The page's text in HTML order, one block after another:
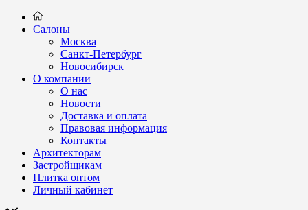
Салоны
Москва
Санкт-Петербург
Новосибирск
О компании
О нас
Новости
Доставка и оплата
Правовая информация
Контакты
Архитекторам
Застройщикам
Плитка оптом
Личный кабинет